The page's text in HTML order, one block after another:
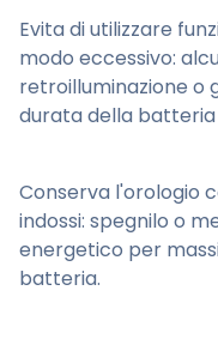
Evita di utilizzare
modo eccessivo:
retroilluminazione o
durata della
Conserva l'orologio
indossi: spegnilo o
energetico per
batteria.